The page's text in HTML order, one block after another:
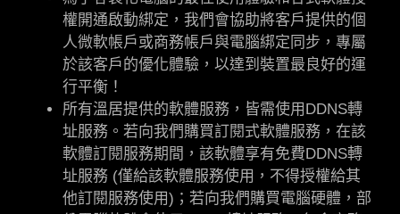
權開通啟動綁定，我們會協助將客戶提供的個
人微軟帳戶或商務帳戶與電腦綁定同步，專屬
於該客戶的優化體驗，以達到裝置最良好的運
行平衡！
所有溫居提供的軟體服務，皆需使用DDNS轉
址服務。若向我們購買訂閱式軟體服務，在該
軟體訂閱服務期間，該軟體享有免費DDNS轉
址服務 (僅給該軟體服務使用，不得授權給其
他訂閱服務使用)；若向我們購買電腦硬體，部